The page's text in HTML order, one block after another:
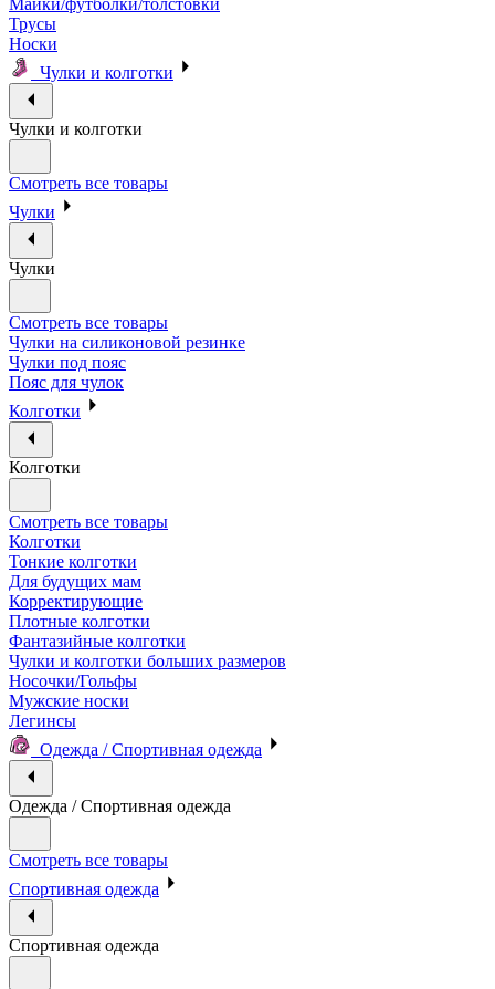
Майки/футболки/толстовки
Трусы
Носки
Чулки и колготки
Чулки и колготки
Смотреть все товары
Чулки
Чулки
Смотреть все товары
Чулки на силиконовой резинке
Чулки под пояс
Пояс для чулок
Колготки
Колготки
Смотреть все товары
Колготки
Тонкие колготки
Для будущих мам
Корректирующие
Плотные колготки
Фантазийные колготки
Чулки и колготки больших размеров
Носочки/Гольфы
Мужские носки
Легинсы
Одежда / Спортивная одежда
Одежда / Спортивная одежда
Смотреть все товары
Спортивная одежда
Спортивная одежда